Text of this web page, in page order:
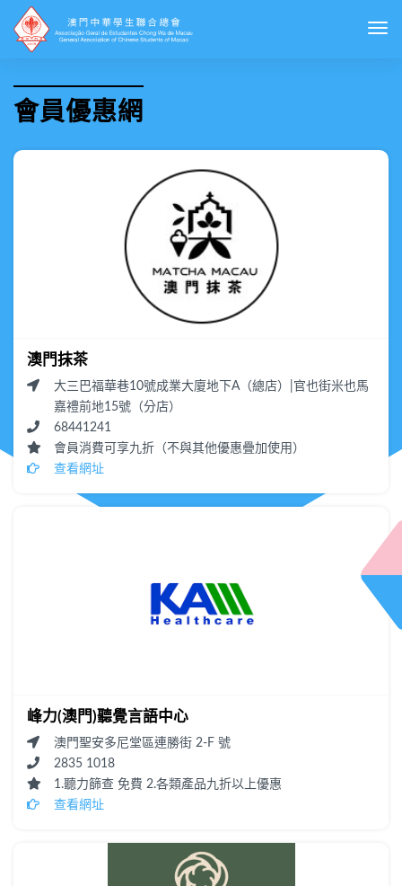
會員優惠網
澳門抹茶
大三巴福華巷10號成業大廈地下A（總店）|官也街米也馬
嘉禮前地15號（分店）
68441241
會員消費可享九折（不與其他優惠疊加使用）
查看網址
峰力(澳門)聽覺言語中心
澳門聖安多尼堂區連勝街 2-F 號
2835 1018
1.聽力篩查 免費 2.各類產品九折以上優惠
查看網址